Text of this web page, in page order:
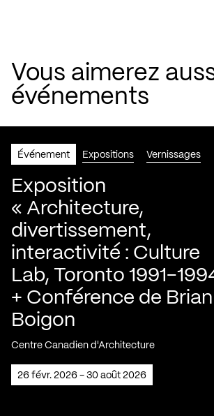
Vous aimerez
événements
Événement Expositions Vernissages
Exposition
« Architecture,
divertissement,
interactivité : Culture
Lab, Toronto 1991-
+ Conférence de Brian
Boigon
Centre Canadien d'Architecture
26 févr. 2026 - 30 août 2026